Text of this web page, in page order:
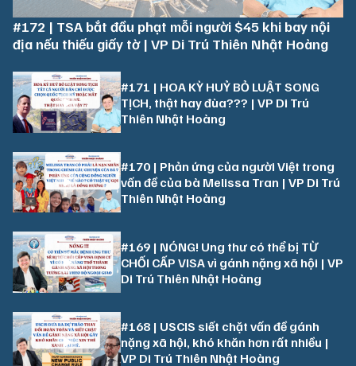
#172 | TSA bắt đầu phạt mỗi người $45 khi bay nội
địa nếu thiếu giấy tờ | VP Di Trú Thiên Nhật Hoàng
#171 | HOA KỲ HUỶ BỎ LUẬT SONG
TỊCH, thật hay đùa??? | VP Di Trú
Thiên Nhật Hoàng
#170 | Phản ứng của người Việt trong
vấn đề của bà Melissa Tran | VP Di Trú
Thiên Nhật Hoàng
#169 | NÓNG! Ung thư có thể bị TỪ
CHỐI CẤP VISA vì gánh nặng xã hội | VP
Di Trú Thiên Nhật Hoàng
#168 | USCIS siết chặt vấn đề gánh
nặng xã hội, khó khăn hơn rất nhiều |
VP Di Trú Thiên Nhật Hoàng